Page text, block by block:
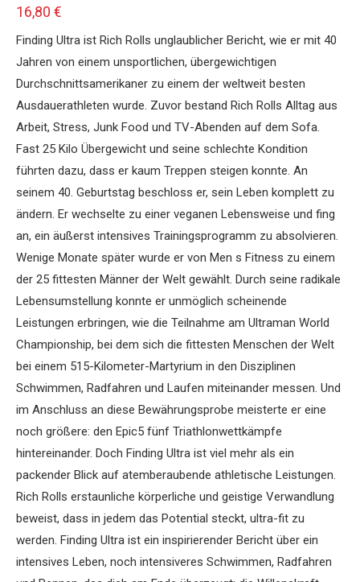
16,80 €
Finding Ultra ist Rich Rolls unglaublicher Bericht, wie er mit 40
Jahren von einem unsportlichen, übergewichtigen
Durchschnittsamerikaner zu einem der weltweit besten
Ausdauerathleten wurde. Zuvor bestand Rich Rolls Alltag aus
Arbeit, Stress, Junk Food und TV-Abenden auf dem Sofa.
Fast 25 Kilo Übergewicht und seine schlechte Kondition
führten dazu, dass er kaum Treppen steigen konnte. An
seinem 40. Geburtstag beschloss er, sein Leben komplett zu
ändern. Er wechselte zu einer veganen Lebensweise und fing
an, ein äußerst intensives Trainingsprogramm zu absolvieren.
Wenige Monate später wurde er von Men s Fitness zu einem
der 25 fittesten Männer der Welt gewählt. Durch seine radikale
Lebensumstellung konnte er unmöglich scheinende
Leistungen erbringen, wie die Teilnahme am Ultraman World
Championship, bei dem sich die fittesten Menschen der Welt
bei einem 515-Kilometer-Martyrium in den Disziplinen
Schwimmen, Radfahren und Laufen miteinander messen. Und
im Anschluss an diese Bewährungsprobe meisterte er eine
noch größere: den Epic5 fünf Triathlonwettkämpfe
hintereinander. Doch Finding Ultra ist viel mehr als ein
packender Blick auf atemberaubende athletische Leistungen.
Rich Rolls erstaunliche körperliche und geistige Verwandlung
beweist, dass in jedem das Potential steckt, ultra-fit zu
werden. Finding Ultra ist ein inspirierender Bericht über ein
intensives Leben, noch intensiveres Schwimmen, Radfahren